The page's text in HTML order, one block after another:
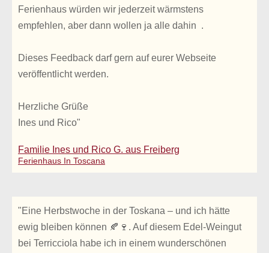
Ferienhaus würden wir jederzeit wärmstens
empfehlen, aber dann wollen ja alle dahin .
Dieses Feedback darf gern auf eurer Webseite
veröffentlicht werden.
Herzliche Grüße
Ines und Rico"
Familie Ines und Rico G. aus Freiberg
Ferienhaus In Toscana
"Eine Herbstwoche in der Toskana – und ich hätte
ewig bleiben können 🍂🍷. Auf diesem Edel-Weingut
bei Terricciola habe ich in einem wunderschönen